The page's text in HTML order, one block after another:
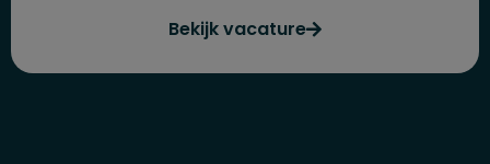
Bekijk vacature